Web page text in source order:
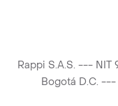
Rappi S.A.S. ---
Bogotá D.C.